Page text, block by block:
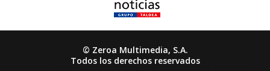
© Zeroa Multimedia, S.A.
Todos los derechos reservados